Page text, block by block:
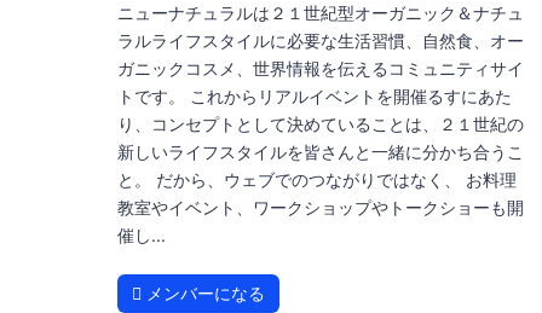
ニューナチュラルは２１世紀型オーガニック＆ナチュ
ラルライフスタイルに必要な生活習慣、自然食、オー
ガニックコスメ、世界情報を伝えるコミュニティサイ
トです。 これからリアルイベントを開催るすにあた
り、コンセプトとして決めていることは、２１世紀の
新しいライフスタイルを皆さんと一緒に分かち合うこ
と。 だから、ウェブでのつながりではなく、 お料理
教室やイベント、ワークショップやトークショーも開
催し...
メンバーになる